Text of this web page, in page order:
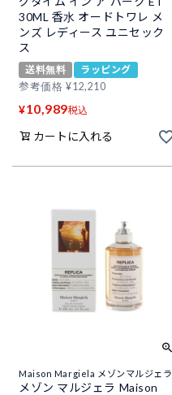
30ML 香水 オードトワレ メ
ンズ レディース ユニセック
ス
送料無料
ラッピング
参考価格 ¥12,210
¥10,989税込
カートに入れる
Maison Margiela メゾンマルジェラ
メゾン マルジェラ Maison